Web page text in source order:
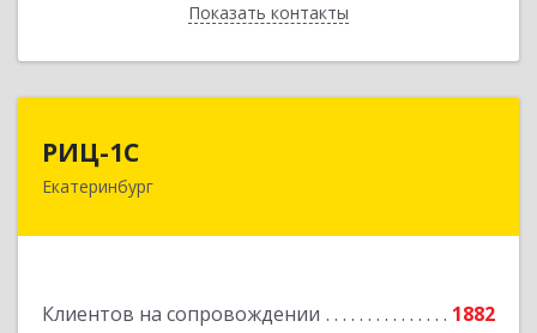
Показать контакты
Назад
РИЦ-1С
Екатеринбург
Клиентов на сопровождении
1882
620102, Свердловская обл, Екатеринбург г,